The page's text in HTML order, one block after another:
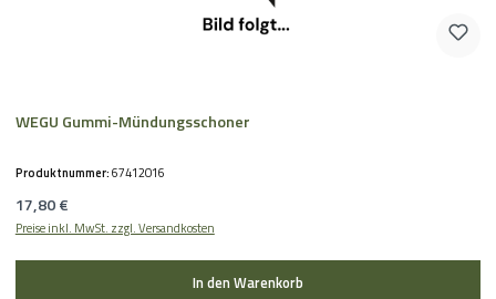
WEGU Gummi-Mündungsschoner
Produktnummer:67412016
Regulärer Preis:
17,80 €
Preise inkl. MwSt. zzgl. Versandkosten
In den Warenkorb